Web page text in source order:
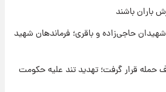
طلا و سکه امروز پنجشنبه ۱۵ مرداد ۱۴۰۵
جدید کالابرگ برای سه دهک؛ جزئیات اعلام
باران باشند
حاجی‌زاده و باقری؛ فرماندهان شهید
حمله قرار گرفت؛ تهدید تند علیه حکومت